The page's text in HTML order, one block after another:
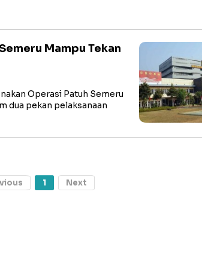
Mampu Tekan
Operasi Patuh Semeru
dua pekan pelaksanaan
1 Next